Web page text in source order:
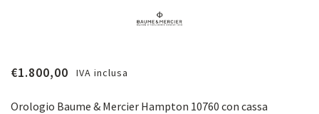
€1.800,00 IVA inclusa
Orologio Baume & Mercier Hampton 10760 con cassa